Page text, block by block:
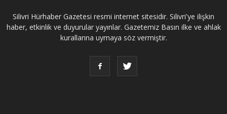
Silivri Hürhaber Gazetesi resmi internet sitesidir. Silivri'ye ilişkin
haber, etkinlik ve duyurular yayınlar. Gazetemiz Basın ilke ve ahlak
kurallarına uymaya söz vermiştir.